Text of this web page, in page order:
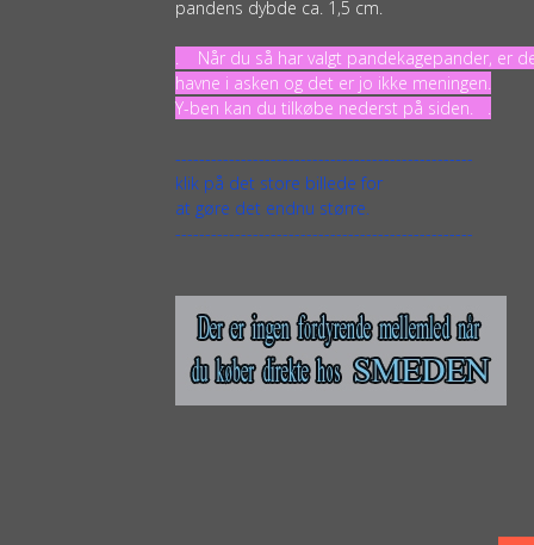
pandens dybde ca. 1,5 cm.
. Når du så har valgt pandekagepander, er
havne i asken og det er jo ikke meningen.
Y-ben kan du tilkøbe nederst på siden. .
--------------------------------------------------
klik på det store billede for
at gøre det endnu større.
--------------------------------------------------